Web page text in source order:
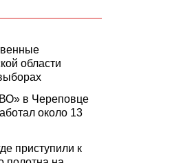
области
в Череповце
около 13
приступили к